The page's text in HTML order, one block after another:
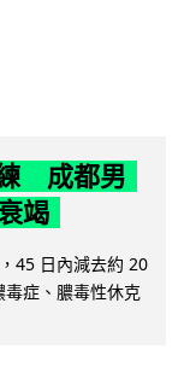
成都男
竭
45 日內減去約 20
症、膿毒性休克